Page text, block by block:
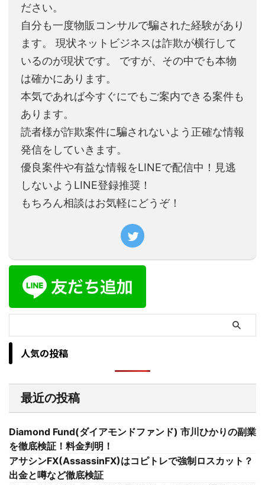
ださい。
自分も一度物販コンサルで騙された経験があり
ます。 現状ネットビジネスは詐欺が横行して
いるのが現状です。 ですが、その中でも本物
は確かにあります。
本気であれば今すぐにでもご案内できる案件も
あります。
読者様が詐欺案件に騙されないよう正確な情報
発信をしていきます。
優良案件や有益な情報をLINEで配信中！見逃
しないようLINE登録推奨！
もちろん相談はお気軽にどうぞ！
人気の投稿
最近の投稿
Diamond Fund(ダイアモンドファンド) 市川ひかりの副業
を徹底検証！料金判明！
アサシンFX(AssassinFX)はコピトレで強制ロスカット？
出金と噂など徹底検証